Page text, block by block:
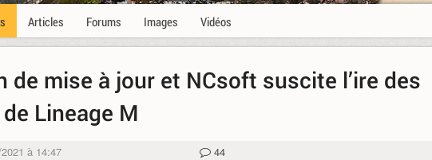
Articles Forums Images Vidéos
de mise à jour et NCsoft suscite l’ire des
Lineage M
à 14:47 44